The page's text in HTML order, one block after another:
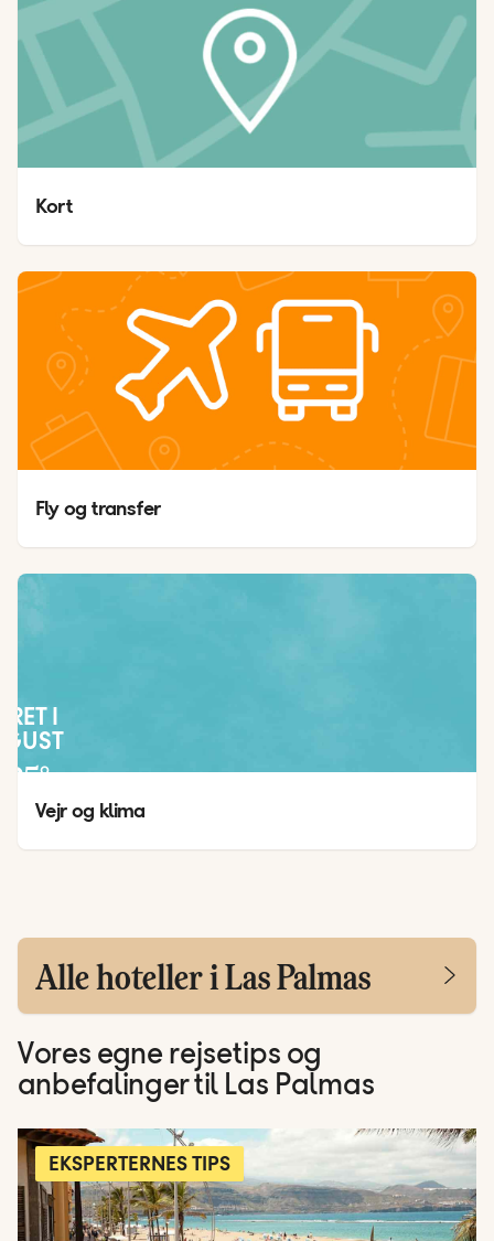
Kort
Fly og transfer
I
25°
20°
Vejr og klima
Alle hoteller i Las Palmas
Vores egne rejsetips og
anbefalinger til Las Palmas
EKSPERTERNES TIPS